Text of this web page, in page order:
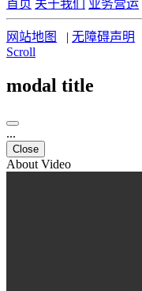
首页 关于我们 业务营运
网站地图 | 无障碍声明
Scroll
modal title
...
Close
About Video